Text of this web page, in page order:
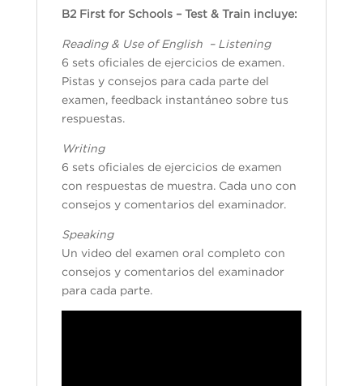
B2 First for Schools – Test & Train incluye:
Reading & Use of English – Listening
6 sets oficiales de ejercicios de examen.
Pistas y consejos para cada parte del
examen, feedback instantáneo sobre tus
respuestas.
Writing
6 sets oficiales de ejercicios de examen
con respuestas de muestra. Cada uno con
consejos y comentarios del examinador.
Speaking
Un video del examen oral completo con
consejos y comentarios del examinador
para cada parte.